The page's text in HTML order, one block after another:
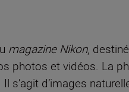
magazine Nikon,
photos et vidéos. La
s’agit d’images